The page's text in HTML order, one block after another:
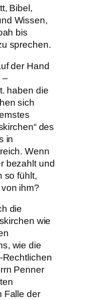
Bibel,
Wissen,
bis
sprechen.
der Hand
–
haben die
sich
des
in
Wenn
bezahlt und
so fühlt,
ihm?
die
wie
wie die
Rechtlichen
Penner
Falle der